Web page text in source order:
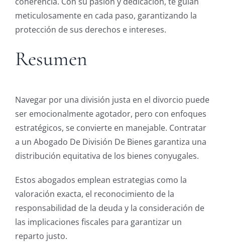
meticulosamente en cada paso, garantizando la
protección de sus derechos e intereses.
Resumen
Navegar por una división justa en el divorcio puede
ser emocionalmente agotador, pero con enfoques
estratégicos, se convierte en manejable. Contratar
a un Abogado De División De Bienes garantiza una
distribución equitativa de los bienes conyugales.
Estos abogados emplean estrategias como la
valoración exacta, el reconocimiento de la
responsabilidad de la deuda y la consideración de
las implicaciones fiscales para garantizar un
reparto justo.